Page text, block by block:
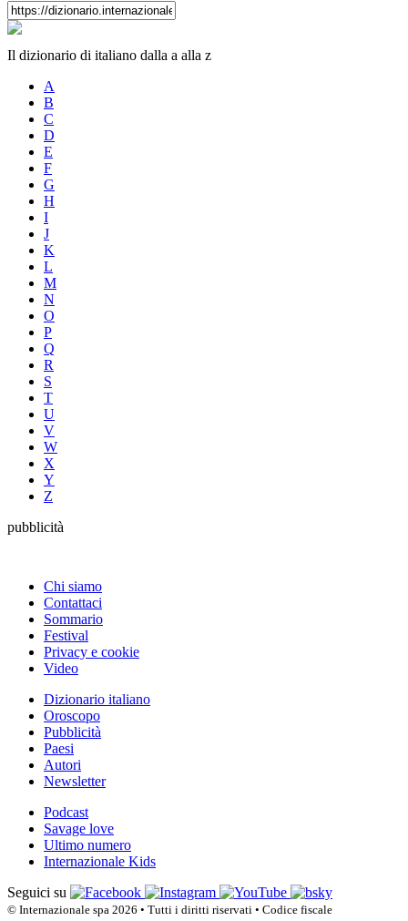
Il dizionario di italiano dalla a alla z
A
B
C
D
E
F
G
H
I
J
K
L
M
N
O
P
Q
R
S
T
U
V
W
X
Y
Z
pubblicità
Chi siamo
Contattaci
Sommario
Festival
Privacy e cookie
Video
Dizionario italiano
Oroscopo
Pubblicità
Paesi
Autori
Newsletter
Podcast
Savage love
Ultimo numero
Internazionale Kids
Seguici su
© Internazionale spa 2026 • Tutti i diritti riservati • Codice fiscale